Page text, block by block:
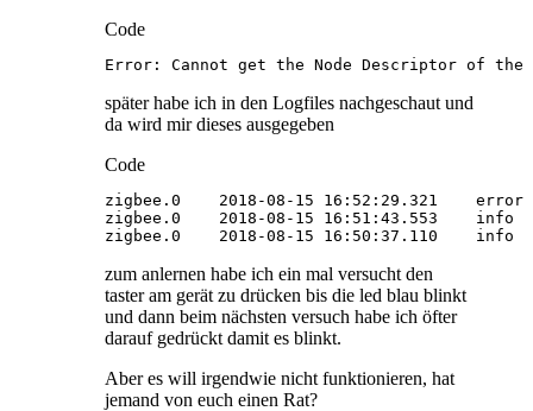
Code
Error: Cannot get the Node Descriptor of the
später habe ich in den Logfiles nachgeschaut und
da wird mir dieses ausgegeben
Code
zigbee.0    2018-08-15 16:50:37.110
zum anlernen habe ich ein mal versucht den
taster am gerät zu drücken bis die led blau blinkt
und dann beim nächsten versuch habe ich öfter
darauf gedrückt damit es blinkt.
Aber es will irgendwie nicht funktionieren, hat
jemand von euch einen Rat?